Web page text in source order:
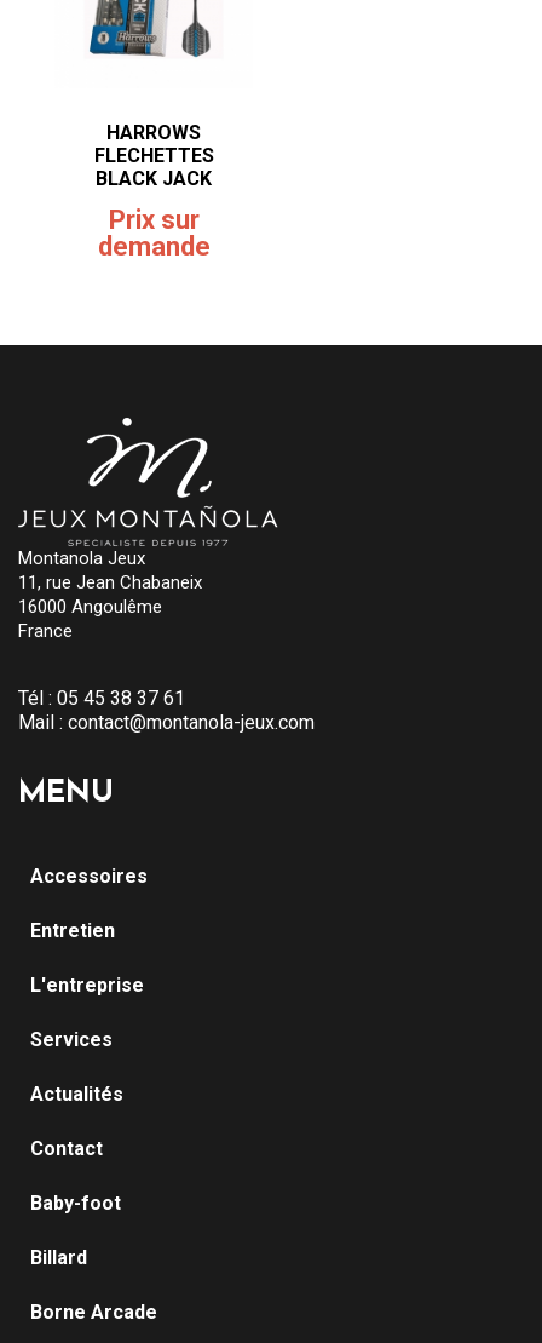
HARROWS
FLECHETTES
BLACK JACK
Prix sur
demande
Montanola Jeux
11, rue Jean Chabaneix
16000 Angoulême
France
Tél : 05 45 38 37 61
Mail : contact@montanola-jeux.com
MENU
Accessoires
Entretien
L'entreprise
Services
Actualités
Contact
Baby-foot
Billard
Borne Arcade